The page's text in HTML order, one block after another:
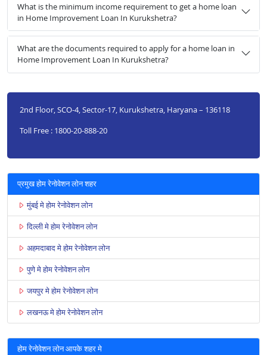
What is the minimum income requirement to get a home loan
in Home Improvement Loan In Kurukshetra?
What are the documents required to apply for a home loan in
Home Improvement Loan In Kurukshetra?
2nd Floor, SCO-4, Sector-17, Kurukshetra, Haryana – 136118
Toll Free : 1800-20-888-20
प्रमुख होम रेनोवेशन लोन शहर
मुंबई मे होम रेनोवेशन लोन
दिल्ली मे होम रेनोवेशन लोन
अहमदाबाद मे होम रेनोवेशन लोन
पुणे मे होम रेनोवेशन लोन
जयपुर मे होम रेनोवेशन लोन
लखनऊ मे होम रेनोवेशन लोन
होम रेनोवेशन लोन आपके शहर मे